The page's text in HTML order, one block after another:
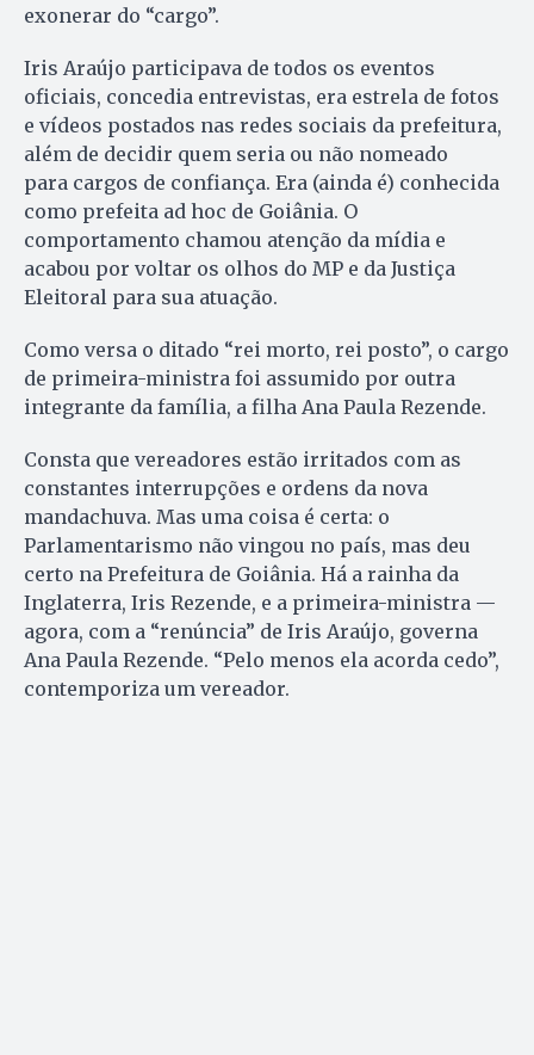
exonerar do “cargo”.
Iris Araújo participava de todos os eventos
oficiais, concedia entrevistas, era estrela de fotos
e vídeos postados nas redes sociais da prefeitura,
além de decidir quem seria ou não nomeado
para cargos de confiança. Era (ainda é) conhecida
como prefeita ad hoc de Goiâ­nia. O
comportamento chamou atenção da mídia e
acabou por vol­tar os olhos do MP e da Jus­tiça
Eleitoral para sua atuação.
Como versa o ditado “rei morto, rei posto”, o cargo
de primeira-ministra foi assumido por outra
integrante da família, a filha Ana Paula Rezende.
Consta que vereadores estão irritados com as
constantes interrupções e ordens da nova
mandachuva. Mas uma coisa é certa: o
Parlamentarismo não vingou no país, mas deu
certo na Prefeitura de Goiânia. Há a rainha da
Inglaterra, Iris Rezende, e a primeira-ministra —
agora, com a “renúncia” de Iris Araújo, governa
Ana Paula Rezende. “Pelo menos ela acorda cedo”,
contemporiza um vereador.